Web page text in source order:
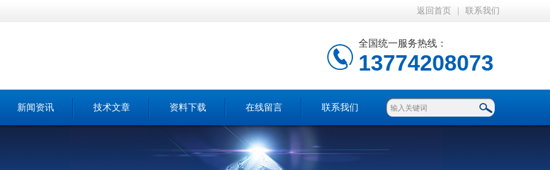
返回首页 联系我们
全国统一服务热线：
13774208073
新闻资讯 技术文章 资料下载 在线留言 联系我们